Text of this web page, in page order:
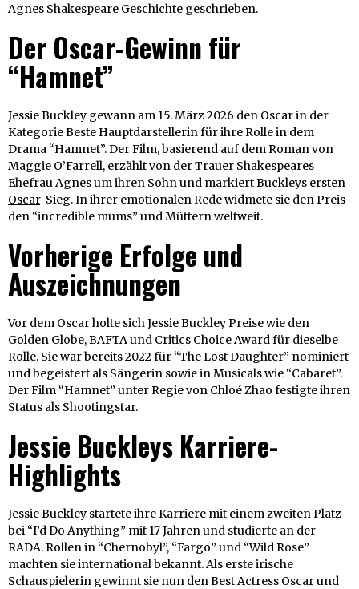
Agnes Shakespeare Geschichte geschrieben.​
Der Oscar-Gewinn für
“Hamnet”
Jessie Buckley gewann am 15. März 2026 den Oscar in der
Kategorie Beste Hauptdarstellerin für ihre Rolle in dem
Drama “Hamnet”. Der Film, basierend auf dem Roman von
Maggie O’Farrell, erzählt von der Trauer Shakespeares
Ehefrau Agnes um ihren Sohn und markiert Buckleys ersten
Oscar-Sieg. In ihrer emotionalen Rede widmete sie den Preis
den “incredible mums” und Müttern weltweit.
Vorherige Erfolge und
Auszeichnungen
Vor dem Oscar holte sich Jessie Buckley Preise wie den
Golden Globe, BAFTA und Critics Choice Award für dieselbe
Rolle. Sie war bereits 2022 für “The Lost Daughter” nominiert
und begeistert als Sängerin sowie in Musicals wie “Cabaret”.
Der Film “Hamnet” unter Regie von Chloé Zhao festigte ihren
Status als Shootingstar.
Jessie Buckleys Karriere-
Highlights
Jessie Buckley startete ihre Karriere mit einem zweiten Platz
bei “I’d Do Anything” mit 17 Jahren und studierte an der
RADA. Rollen in “Chernobyl”, “Fargo” und “Wild Rose”
machten sie international bekannt. Als erste irische
Schauspielerin gewinnt sie nun den Best Actress Oscar und